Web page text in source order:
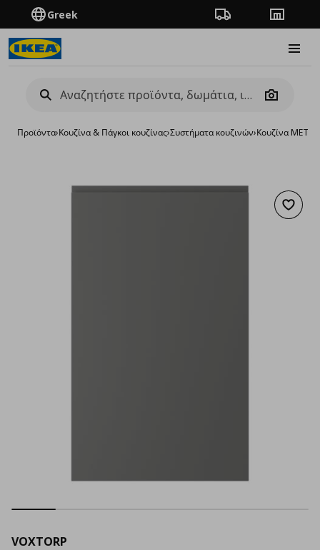
Greek Πορεία παραγγελίας
Camera
Προϊόντα›Κουζίνα & Πάγκοι κουζίνας›Συστήματα κουζινών›Κουζίνα
VOXTORP